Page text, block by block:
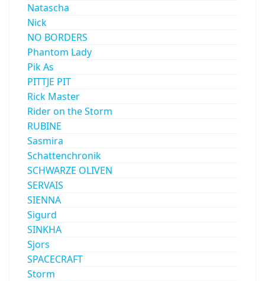
Natascha
Nick
NO BORDERS
Phantom Lady
Pik As
PITTJE PIT
Rick Master
Rider on the Storm
RUBINE
Sasmira
Schattenchronik
SCHWARZE OLIVEN
SERVAIS
SIENNA
Sigurd
SINKHA
Sjors
SPACECRAFT
Storm